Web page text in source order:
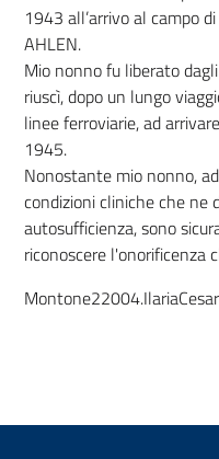
1943 all’arrivo al campo
AHLEN.
Mio nonno fu liberato
riuscì, dopo un lungo
linee ferroviarie, ad
1945.
Nonostante mio nonno,
condizioni cliniche che
autosufficienza, sono
riconoscere l'onorificenza